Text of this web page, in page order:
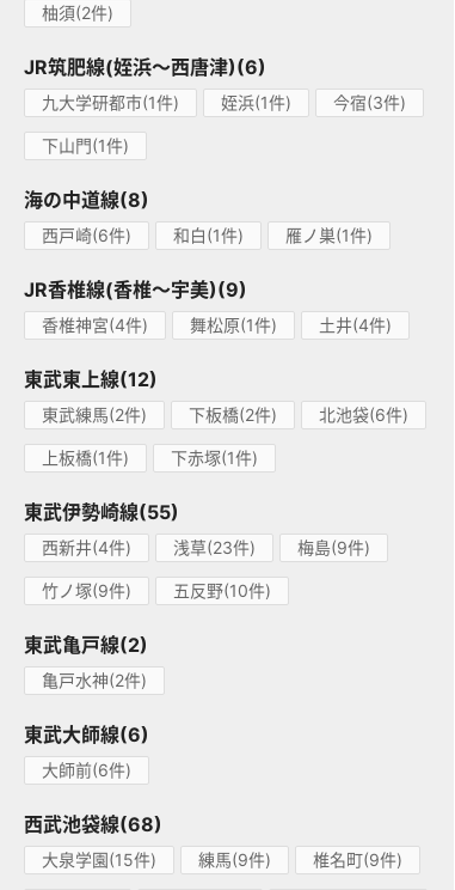
柚須(2件)
JR筑肥線(姪浜～西唐津)(6)
九大学研都市(1件) 姪浜(1件) 今宿(3件)
下山門(1件)
海の中道線(8)
西戸崎(6件) 和白(1件) 雁ノ巣(1件)
JR香椎線(香椎～宇美)(9)
香椎神宮(4件) 舞松原(1件) 土井(4件)
東武東上線(12)
東武練馬(2件) 下板橋(2件) 北池袋(6件)
上板橋(1件) 下赤塚(1件)
東武伊勢崎線(55)
西新井(4件) 浅草(23件) 梅島(9件)
竹ノ塚(9件) 五反野(10件)
東武亀戸線(2)
亀戸水神(2件)
東武大師線(6)
大師前(6件)
西武池袋線(68)
大泉学園(15件) 練馬(9件) 椎名町(9件)